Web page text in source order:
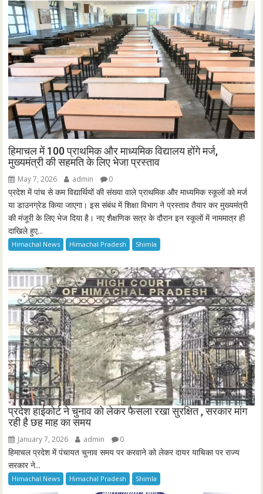
हिमाचल में 100 प्राथमिक और माध्यमिक विद्यालय होंगे मर्ज,
मुख्यमंत्री की सहमति के लिए भेजा प्रस्ताव
May 7, 2026 admin 0
प्रदेश में पांच से कम विद्यार्थियों की संख्या वाले प्राथमिक और माध्यमिक स्कूलों को मर्ज
या डाउनग्रेड किया जाएगा। इस संबंध में शिक्षा विभाग ने प्रस्ताव तैयार कर मुख्यमंत्री
की मंजूरी के लिए भेज दिया है। नए शैक्षणिक सत्र के दौरान इन स्कूलों में नाममात्र ही
दाखिले हुए...
Himachal News Himachal Pradesh Shimla
प्रदेश हाईकोर्ट ने चुनाव को लेकर फैसला रखा सुरक्षित , सरकार मांग
रही है छह माह का समय
January 7, 2026 admin 0
हिमाचल प्रदेश में पंचायत चुनाव समय पर करवाने को लेकर दायर याचिका पर राज्य
सरकार ने...
Himachal News Himachal Pradesh Shimla